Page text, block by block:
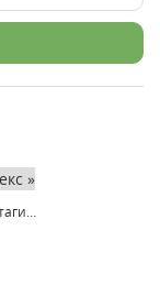
г. Верхняя Пышма, село Мостовское, Старотагильский тракт, 30 км, База отдыха «Солнечный остров»